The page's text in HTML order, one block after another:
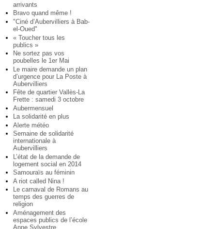
arrivants
Bravo quand même !
"Ciné d’Aubervilliers à Bab-
el-Oued"
« Toucher tous les
publics »
Ne sortez pas vos
poubelles le 1er Mai
Le maire demande un plan
d’urgence pour La Poste à
Aubervilliers
Fête de quartier Vallès-La
Frette : samedi 3 octobre
Aubermensuel
La solidarité en plus
Alerte météo
Semaine de solidarité
internationale à
Aubervilliers
L’état de la demande de
logement social en 2014
Samouraïs au féminin
A riot called Nina !
Le carnaval de Romans au
temps des guerres de
religion
Aménagement des
espaces publics de l’école
Anne Sylvestre